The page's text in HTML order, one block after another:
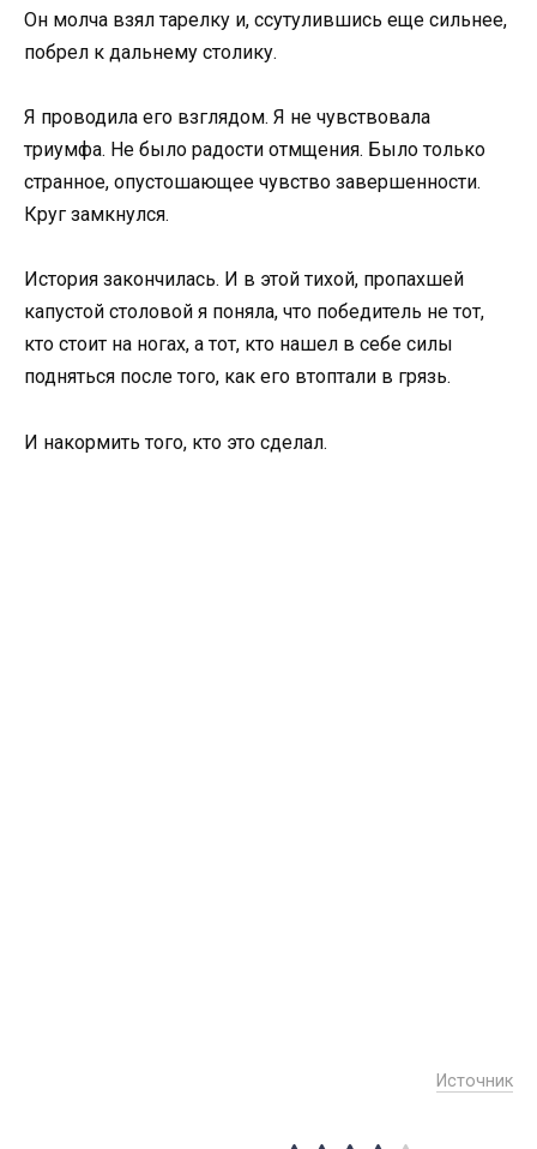
Он молча взял тарелку и, ссутулившись еще сильнее,
побрел к дальнему столику.
Я проводила его взглядом. Я не чувствовала
триумфа. Не было радости отмщения. Было только
странное, опустошающее чувство завершенности.
Круг замкнулся.
История закончилась. И в этой тихой, пропахшей
капустой столовой я поняла, что победитель не тот,
кто стоит на ногах, а тот, кто нашел в себе силы
подняться после того, как его втоптали в грязь.
И накормить того, кто это сделал.
Источник